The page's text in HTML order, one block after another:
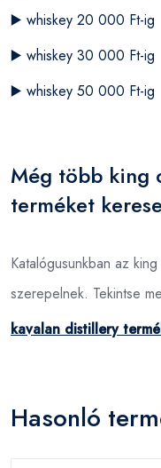
▶️ whiskey 20 000 Ft-ig
▶️ whiskey 30 000 Ft-ig
▶️ whiskey 50 000 Ft-ig
Még több king
terméket
Katalógusunkban az
szerepelnek. Tekintse
kavalan distillery
Hasonló